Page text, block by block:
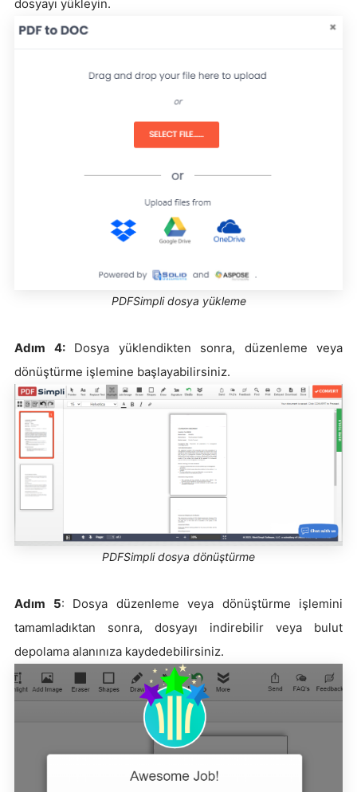
dosyayı yükleyin.
PDFSimpli dosya yükleme
Adım 4:Dosya yüklendikten sonra, düzenleme veya
dönüştürme işlemine başlayabilirsiniz.
PDFSimpli dosya dönüştürme
Adım 5: Dosya düzenleme veya dönüştürme işlemini
tamamladıktan sonra, dosyayı indirebilir veya bulut
depolama alanınıza kaydedebilirsiniz.